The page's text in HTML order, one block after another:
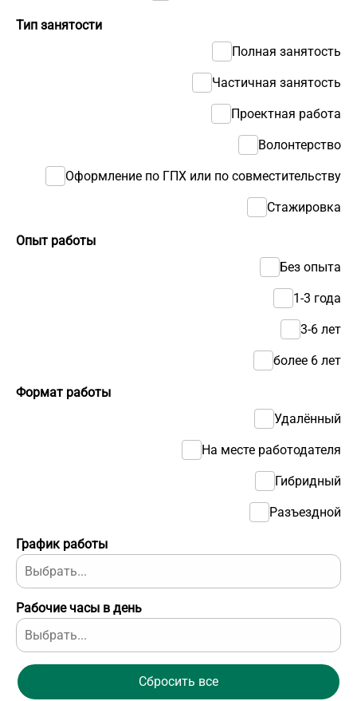
Тип занятости
Полная занятость
Частичная занятость
Проектная работа
Волонтерство
Оформление по ГПХ или по совместительству
Стажировка
Опыт работы
Без опыта
1-3 года
3-6 лет
более 6 лет
График работы
Рабочие часы в день
Формат работы
Удалённый
На месте работодателя
Гибридный
Разъездной
Сбросить все